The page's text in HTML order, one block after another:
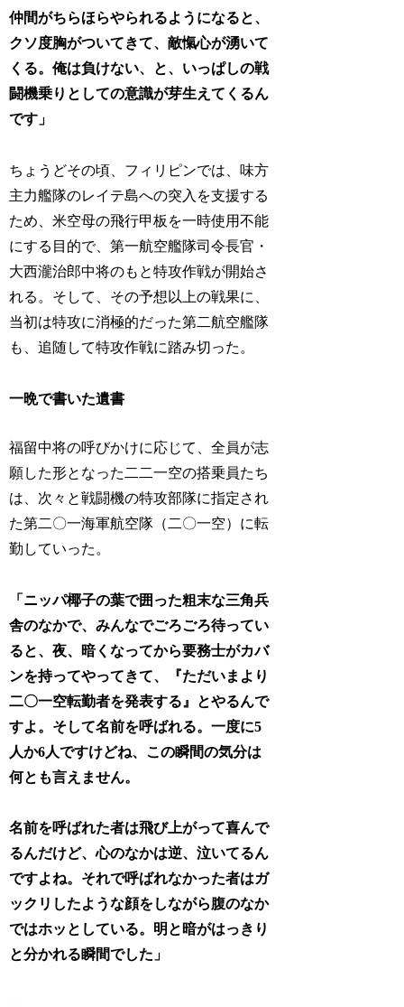
仲間がちらほらやられるようになると、
クソ度胸がついてきて、敵愾心が湧いて
くる。俺は負けない、と、いっぱしの戦
闘機乗りとしての意識が芽生えてくるん
です」
ちょうどその頃、フィリピンでは、味方
主力艦隊のレイテ島への突入を支援する
ため、米空母の飛行甲板を一時使用不能
にする目的で、第一航空艦隊司令長官・
大西瀧治郎中将のもと特攻作戦が開始さ
れる。そして、その予想以上の戦果に、
当初は特攻に消極的だった第二航空艦隊
も、追随して特攻作戦に踏み切った。
一晩で書いた遺書
福留中将の呼びかけに応じて、全員が志
願した形となった二二一空の搭乗員たち
は、次々と戦闘機の特攻部隊に指定され
た第二〇一海軍航空隊（二〇一空）に転
勤していった。
「ニッパ椰子の葉で囲った粗末な三角兵
舎のなかで、みんなでごろごろ待ってい
ると、夜、暗くなってから要務士がカバ
ンを持ってやってきて、『ただいまより
二〇一空転勤者を発表する』とやるんで
すよ。そして名前を呼ばれる。一度に5
人か6人ですけどね、この瞬間の気分は
何とも言えません。
名前を呼ばれた者は飛び上がって喜んで
るんだけど、心のなかは逆、泣いてるん
ですよね。それで呼ばれなかった者はガ
ックリしたような顔をしながら腹のなか
ではホッとしている。明と暗がはっきり
と分かれる瞬間でした」